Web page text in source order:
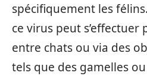
spécifiquement les
ce virus peut
entre chats ou via des
tels que des gamelles